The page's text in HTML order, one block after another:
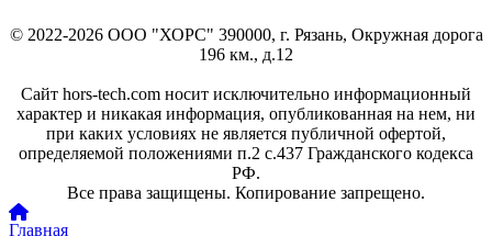
© 2022-2026 ООО "ХОРС" 390000, г. Рязань, Окружная дорога
196 км., д.12
Сайт hors-tech.com носит исключительно информационный
характер и никакая информация, опубликованная на нем, ни
при каких условиях не является публичной офертой,
определяемой положениями п.2 с.437 Гражданского кодекса
РФ.
Все права защищены. Копирование запрещено.
Главная